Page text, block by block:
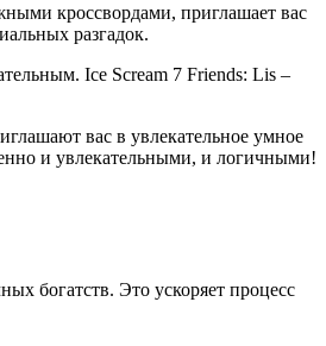
кроссвордами, приглашает вас
разгадок.
Ice Scream 7 Friends: Lis –
вас в увлекательное умное
и увлекательными, и логичными!
богатств. Это ускоряет процесс